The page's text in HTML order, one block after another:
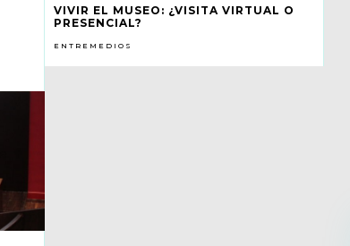
VIVIR EL MUSEO: ¿VISITA VIRTUAL O
PRESENCIAL?
ENTREMEDIOS